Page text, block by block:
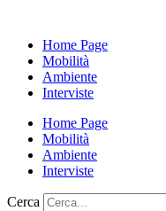
Home Page
Mobilità
Ambiente
Interviste
Home Page
Mobilità
Ambiente
Interviste
Cerca